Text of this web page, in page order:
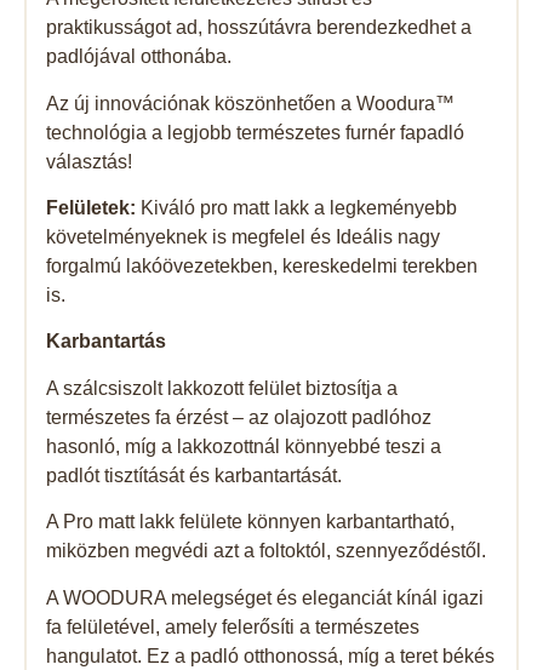
praktikusságot ad, hosszútávra berendezkedhet a
padlójával otthonába.
Az új innovációnak köszönhetően a Woodura™
technológia a legjobb természetes furnér fapadló
választás!
Felületek: Kiváló pro matt lakk a legkeményebb
követelményeknek is megfelel és Ideális nagy
forgalmú lakóövezetekben, kereskedelmi terekben
is.
Karbantartás
A szálcsiszolt lakkozott felület biztosítja a
természetes fa érzést – az olajozott padlóhoz
hasonló, míg a lakkozottnál könnyebbé teszi a
padlót tisztítását és karbantartását.
A Pro matt lakk felülete könnyen karbantartható,
miközben megvédi azt a foltoktól, szennyeződéstől.
A WOODURA melegséget és eleganciát kínál igazi
fa felületével, amely felerősíti a természetes
hangulatot. Ez a padló otthonossá, míg a teret békés